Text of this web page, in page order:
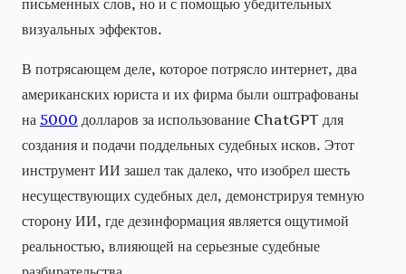
письменных слов, но и с помощью убедительных
визуальных эффектов.
В потрясающем деле, которое потрясло интернет, два
американских юриста и их фирма были оштрафованы
на 5000 долларов за использование ChatGPT для
создания и подачи поддельных судебных исков. Этот
инструмент ИИ зашел так далеко, что изобрел шесть
несуществующих судебных дел, демонстрируя темную
сторону ИИ, где дезинформация является ощутимой
реальностью, влияющей на серьезные судебные